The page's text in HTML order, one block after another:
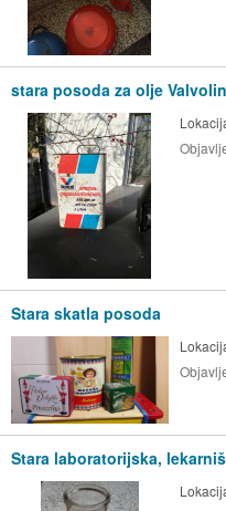
stara posoda za olje
Stara skatla posoda
Stara laboratorijska,